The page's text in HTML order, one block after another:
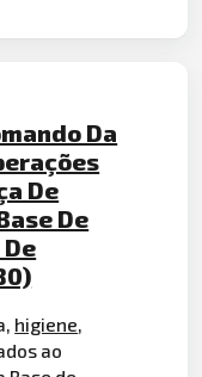
Da
De
De
higiene,
ao